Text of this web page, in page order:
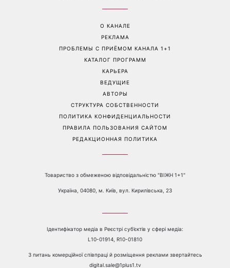
О КАНАЛЕ
РЕКЛАМА
ПРОБЛЕМЫ С ПРИЁМОМ КАНАЛА 1+1
КАТАЛОГ ПРОГРАММ
КАРЬЕРА
ВЕДУЩИЕ
АВТОРЫ
СТРУКТУРА СОБСТВЕННОСТИ
ПОЛИТИКА КОНФИДЕНЦИАЛЬНОСТИ
ПРАВИЛА ПОЛЬЗОВАНИЯ САЙТОМ
РЕДАКЦИОННАЯ ПОЛИТИКА
Товариство з обмеженою відповідальністю "ВІЖН 1+1"
Україна, 04080, м. Київ, вул. Кирилівська, 23
Ідентифікатор медіа в Реєстрі суб’єктів у сфері медіа:
L10-01914, R10-01810
З питань комерційної співпраці й розміщення реклами звертайтесь
digital.sale@1plus1.tv